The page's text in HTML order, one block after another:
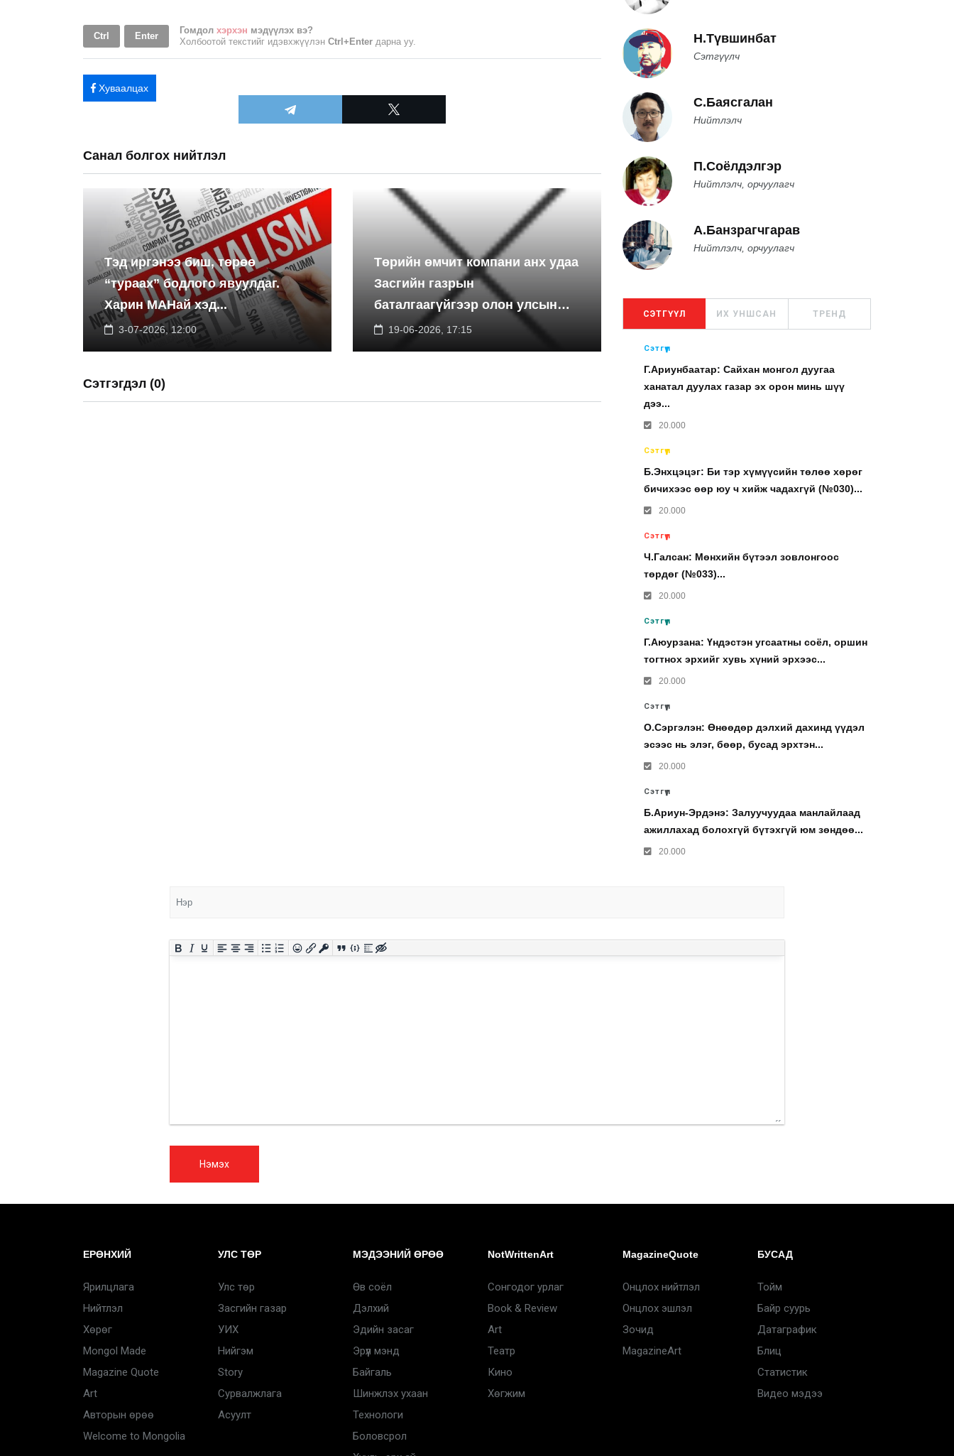
Ctrl Enter
Гомдол хэрхэн мэдүүлэх вэ?
Холбоотой текстийг идэвхжүүлэн Ctrl+Enter дарна уу.
Хуваалцах
Санал болгох нийтлэл
Тэд иргэнээ биш, төрөө
“тураах” бодлого явуулдаг.
Харин МАНай хэд...
3-07-2026, 12:00
Төрийн өмчит компани анх удаа
Засгийн газрын
баталгаагүйгээр олон улсын
экспортын зээлийн санхүүжилт
19-06-2026, 17:15
Сэтгэгдэл (0)
Н.Түвшинбат
Сэтгүүлч
С.Баясгалан
Нийтлэлч
П.Соёлдэлгэр
Нийтлэлч, орчуулагч
А.Банзрагчгарав
Нийтлэлч, орчуулагч
СЭТГҮҮЛ ИХ УНШСАН ТРЕНД
Сэтгүүл
Г.Ариунбаатар: Сайхан монгол дуугаа
ханатал дуулах газар эх орон минь шүү
дээ...
20.000
Сэтгүүл
Б.Энхцэцэг: Би тэр хүмүүсийн төлөө хөрөг
бичихээс өөр юу ч хийж чадахгүй (№030)...
20.000
Сэтгүүл
Ч.Галсан: Мөнхийн бүтээл зовлонгоос
төрдөг (№033)...
20.000
Сэтгүүл
Г.Аюурзана: Үндэстэн угсаатны соёл, оршин
тогтнох эрхийг хувь хүний эрхээс...
20.000
Сэтгүүл
О.Сэргэлэн: Өнөөдөр дэлхий дахинд үүдэл
эсээс нь элэг, бөөр, бусад эрхтэн...
20.000
Сэтгүүл
Б.Ариун-Эрдэнэ: Залуучуудаа манлайлаад
ажиллахад болохгүй бүтэхгүй юм зөндөө...
20.000
Нэмэх
ЕРӨНХИЙ
Ярилцлага
Нийтлэл
Хөрөг
Mongol Made
Magazine Quote
Art
Авторын өрөө
Welcome to Mongolia
УЛС ТӨР
Улс төр
Засгийн газар
УИХ
Нийгэм
Story
Сурвалжлага
Асуулт
МЭДЭЭНИЙ ӨРӨӨ
Өв соёл
Дэлхий
Эдийн засаг
Эрүүл мэнд
Байгаль
Шинжлэх ухаан
Технологи
Боловсрол
NotWrittenArt
Сонгодог урлаг
Book & Review
Art
Театр
Кино
Хөгжим
MagazineQuote
Онцлох нийтлэл
Онцлох эшлэл
Зочид
MagazineArt
БУСАД
Тойм
Байр суурь
Датаграфик
Блиц
Статистик
Видео мэдээ